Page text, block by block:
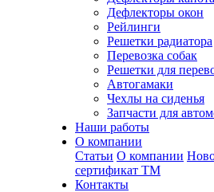
Дефлекторы окон
Рейлинги
Решетки радиатора
Перевозка собак
Решетки для
Автогамаки
Чехлы на сиденья
Запчасти для
Наши работы
О компании
Статьи О компании
сертификат ТМ
Контакты